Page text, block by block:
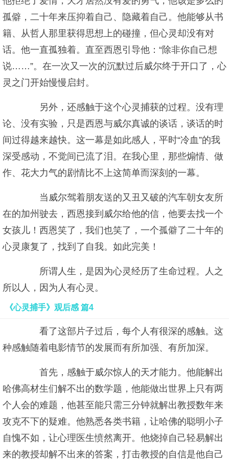
孤僻，二十年来压抑着自己、隐藏着自己。他能够从书
籍、从哲人那里获得思想上的碰撞，但心灵却没有对
话。他一直孤独着。直至西恩引导他：“除非你自己想
说……”。在一次又一次的沉默过后威尔终于开口了，心
灵之门开始慢慢启封。
另外，还感触于这个心灵捕获的过程。没有理
论、没有实验，只是西恩与威尔真诚的谈话，谈话的时
间过得越来越快。这一幕是如此感人，平时“冷血”的我
深受感动，不觉间已流了泪。在我心里，那些煽情、做
作、花大力气的剧情比不上这简单而深刻的一幕。
当威尔驾着朋友送的又丑又破的汽车朝女友所
在的加州驶去，西恩接到威尔给他的信，他要去找一个
女孩儿！西恩笑了，我们也笑了，一个孤僻了二十年的
心灵康复了，找到了自我。如此完美！
所谓人生，是因为心灵经历了生命过程。人之
所以人，因为人有心灵。
《心灵捕手》观后感 篇4
看了这部片子过后，每个人有很深的感触。这
种感触随着电影情节的发展而有所加强、有所加深。
首先，感触于威尔惊人的天才能力。他能解出
哈佛高材生们解不出的数学题，他能做出世界上只有两
个人会的难题，他甚至能只需三分钟就解出教授数年来
攻克不下的疑难。他熟悉各类书籍，让哈佛的聪明小子
自愧不如，让心理医生愤然离开。他烧掉自己轻易解出
来的教授却解不出来的答案，打击教授的自信是他自己